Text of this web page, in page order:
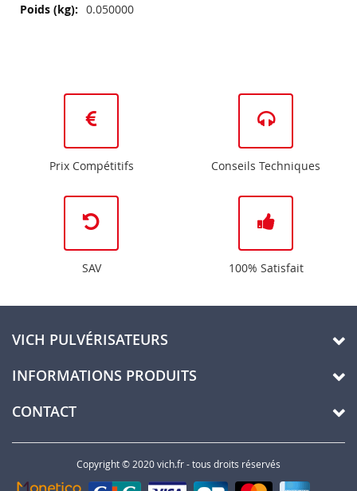
Plus
0.050000
Prix Compétitifs Conseils Techniques
SAV 100% Satisfait
VICH PULVÉRISATEURS
INFORMATIONS PRODUITS
CONTACT
Copyright © 2020 vich.fr - tous droits réservés